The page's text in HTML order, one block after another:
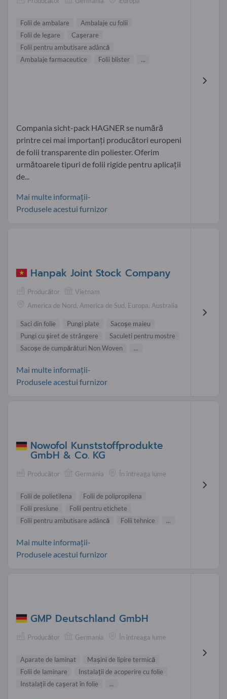
Folii de ambalare
Ambalaje cu folii
Folii de legare
Cașerare
Folii pentru ambutisare adâncă
Ambalaje farmaceutice
Folii blister ...
Compania sicht-pack HAGNER se numără
printre cei mai importanți producători europeni
de folii transparente din poliester. Oferim
următoarele tipuri de folii rigide pentru aplicații
de...
Mai multe informații-
Produsele acestui furnizor
Hanpak Joint Stock Company
Producător
Vietnam
America de Nord, America de Sud, Europa, Australia
Saci din folie Pungi plate
Sacoşe maieu
Pungi cu șiret de strângere
Saculeti pentru mostre
Sacoşe de cumpărături Non Woven
...
Mai multe informații-
Produsele acestui furnizor
Nowofol Kunststoffprodukte
GmbH & Co. KG
Producător Germania În întreaga lume
Folii de polietilena
Folii de polipropilena
Folii presiune
Folii pentru etichete
Folii pentru ambutisare adâncă
Folii tehnice ...
Mai multe informații-
Produsele acestui furnizor
GMP Deutschland GmbH
Producător Germania În întreaga lume
Aparate de laminat
Maşini de lipire termică
Folii de laminare
Instalaţii de acoperire cu folie
Instalaţii de caşerat în folie
...